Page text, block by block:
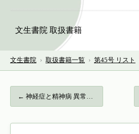
文生書院 取扱書籍
文生書院 › 取扱書籍一覧 › 第45号 リスト
← 神経症と精神病 異常心理学講座 ５…